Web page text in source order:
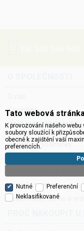
Kontakty
JAK NAKUPOVAT
Obchodní podmínky
Zásady ochrany
Ceník balného a
Správa cookies
Reklamace, servis a
Tato webová
K provozování našeho
soubory sloužící k
obecně k zajištění vaší
preferencích.
Nutné Preferenční
Neklasifikované